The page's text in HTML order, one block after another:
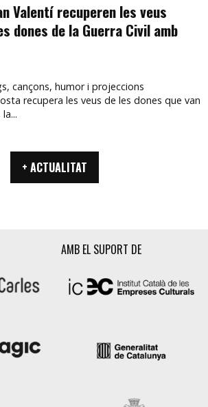
Valentí recuperen les veus
dones de la Guerra Civil amb
cançons, humor i projeccions
recupera les veus de les dones que van
+ ACTUALITAT
AMB EL SUPORT DE